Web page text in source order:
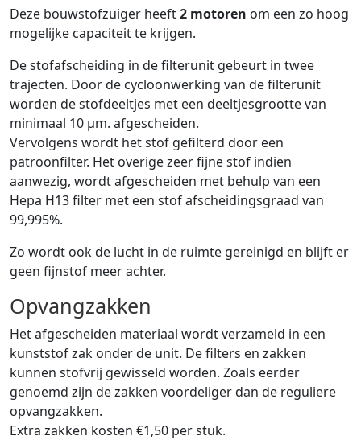
Deze bouwstofzuiger heeft2 motoren om een zo hoog
mogelijke capaciteit te krijgen.
De stofafscheiding in de filterunit gebeurt in twee
trajecten. Door de cycloonwerking van de filterunit
worden de stofdeeltjes met een deeltjesgrootte van
minimaal 10 µm. afgescheiden.
Vervolgens wordt het stof gefilterd door een
patroonfilter. Het overige zeer fijne stof indien
aanwezig, wordt afgescheiden met behulp van een
Hepa H13 filter met een stof afscheidingsgraad van
99,995%.
Zo wordt ook de lucht in de ruimte gereinigd en blijft er
geen fijnstof meer achter.
Opvangzakken
Het afgescheiden materiaal wordt verzameld in een
kunststof zak onder de unit. De filters en zakken
kunnen stofvrij gewisseld worden. Zoals eerder
genoemd zijn de zakken voordeliger dan de reguliere
opvangzakken.
Extra zakken kosten €1,50 per stuk.